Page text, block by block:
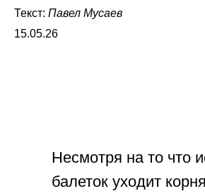
Текст: Павел Мусаев
15.05.26
Несмотря на то что
балеток уходит